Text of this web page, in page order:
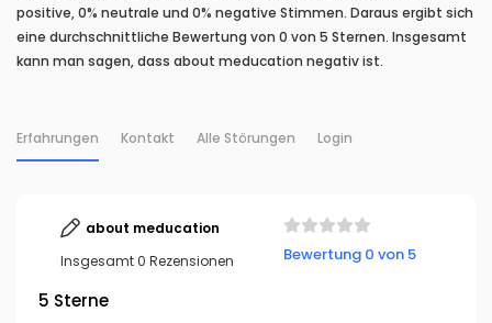
positive, 0% neutrale und 0% negative Stimmen. Daraus ergibt sich
eine durchschnittliche Bewertung von 0 von 5 Sternen. Insgesamt
kann man sagen, dass about meducation negativ ist.
Erfahrungen Kontakt Alle Störungen Login
about meducation
Insgesamt 0 Rezensionen
Bewertung 0 von 5
5 Sterne